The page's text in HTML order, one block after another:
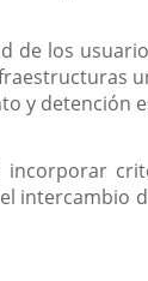
de los
y
intercambio